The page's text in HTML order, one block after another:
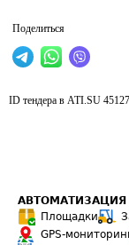
Поделиться
ID тендера в ATI.SU 45127
АВТОМАТИЗАЦИЯ
Площадки
GPS-